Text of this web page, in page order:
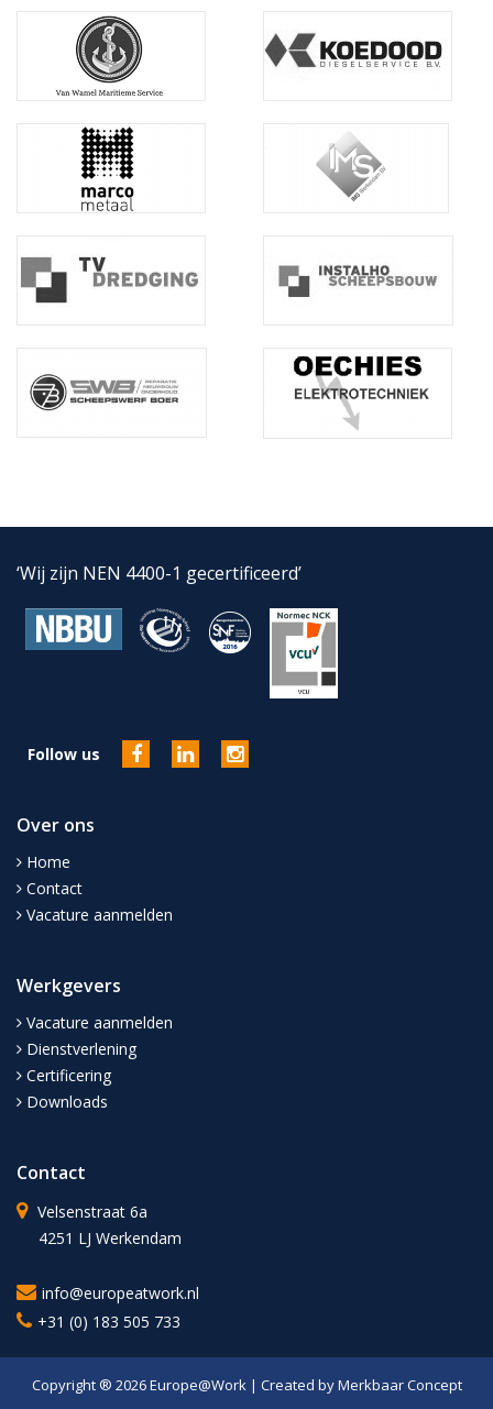
‘Wij zijn NEN 4400-1 gecertificeerd’
Follow us
Over ons
Home
Contact
Vacature aanmelden
Werkgevers
Vacature aanmelden
Dienstverlening
Certificering
Downloads
Contact
Velsenstraat 6a
4251 LJ Werkendam
info@europeatwork.nl
+31 (0) 183 505 733
Copyright ® 2026Europe@Work | Created byMerkbaar Concept